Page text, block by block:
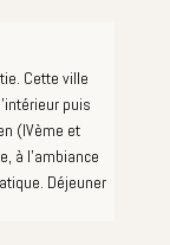
Cette ville
puis
(IVème et
à l'ambiance
Déjeuner